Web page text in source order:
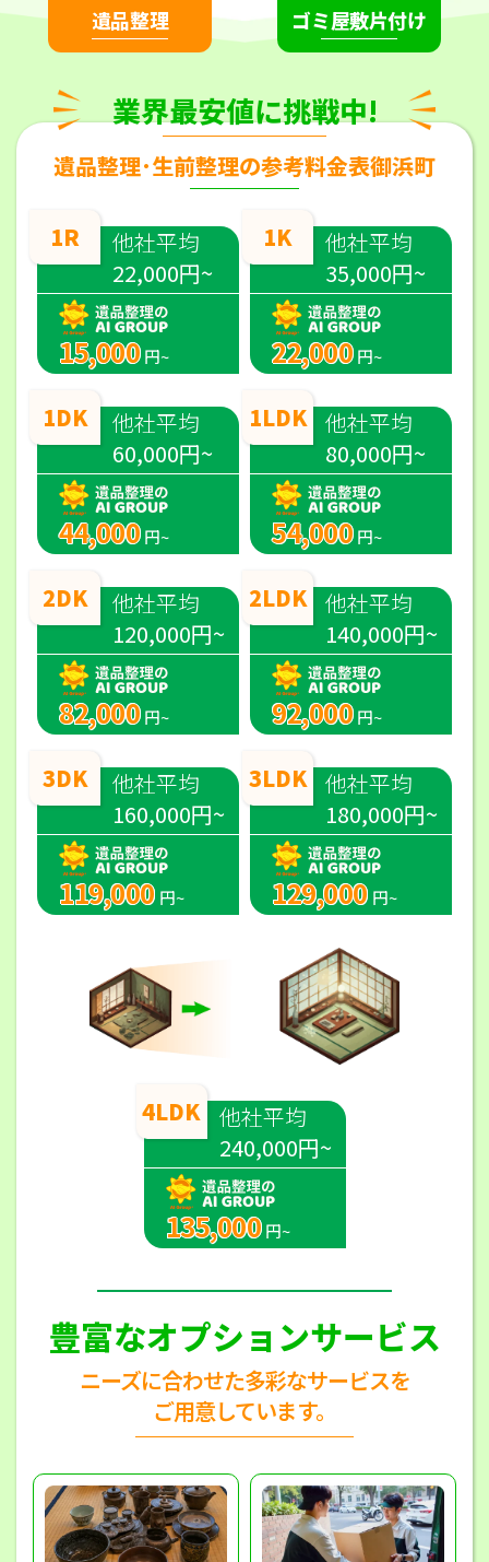
遺品整理 ゴミ屋敷片付け
業界最安値に挑戦中!
遺品整理･生前整理の参考料金表御浜町
1R
他社平均
22,000円~
15,000 円~
1DK
他社平均
60,000円~
44,000 円~
2DK
他社平均
120,000円~
82,000 円~
3DK
他社平均
160,000円~
119,000 円~
4LDK 他社平均
240,000円~
135,000 円~
1K
他社平均
35,000円~
22,000 円~
1LDK 他社平均
80,000円~
54,000 円~
2LDK 他社平均
140,000円~
92,000 円~
3LDK 他社平均
180,000円~
129,000 円~
豊富なオプションサービス
ニーズに合わせた多彩なサービスを
ご用意しています。